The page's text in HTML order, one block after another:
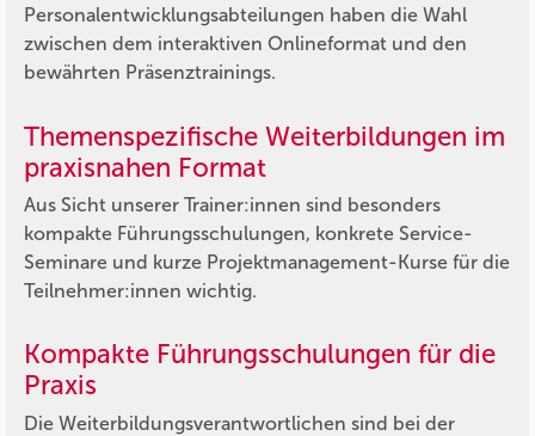
Personalentwicklungsabteilungen haben die Wahl
zwischen dem interaktiven Onlineformat und den
bewährten Präsenztrainings.
Themenspezifische Weiterbildungen im
praxisnahen Format
Aus Sicht unserer Trainer:innen sind besonders
kompakte Führungsschulungen, konkrete Service-
Seminare und kurze Projektmanagement-Kurse für die
Teilnehmer:innen wichtig.
Kompakte Führungsschulungen für die
Praxis
Die Weiterbildungsverantwortlichen sind bei der